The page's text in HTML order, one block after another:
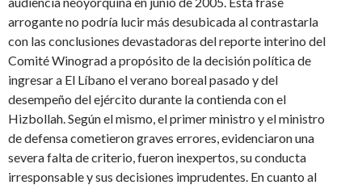
arrogante no podría lucir más desubicada al contrastarla
con las conclusiones devastadoras del reporte interino del
Comité Winograd a propósito de la decisión política de
ingresar a El Líbano el verano boreal pasado y del
desempeño del ejército durante la contienda con el
Hizbollah. Según el mismo, el primer ministro y el ministro
de defensa cometieron graves errores, evidenciaron una
severa falta de criterio, fueron inexpertos, su conducta
irresponsable y sus decisiones imprudentes. En cuanto al